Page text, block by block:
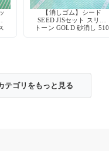
【消しゴム】シード
SEED JISセット スリー
トーン GOLD 砂消し 510
テゴリをもっと見る